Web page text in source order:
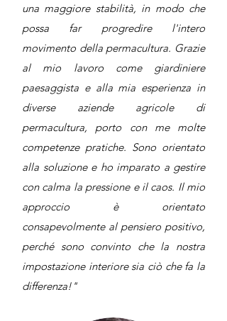
una maggiore stabilità, in modo che
possa far progredire l'intero
movimento della permacultura. Grazie
al mio lavoro come giardiniere
paesaggista e alla mia esperienza in
diverse aziende agricole di
permacultura, porto con me molte
competenze pratiche. Sono orientato
alla soluzione e ho imparato a gestire
con calma la pressione e il caos. Il mio
approccio è orientato
consapevolmente al pensiero positivo,
perché sono convinto che la nostra
impostazione interiore sia ciò che fa la
differenza!"